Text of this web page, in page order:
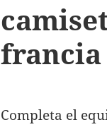
francia
Completa el